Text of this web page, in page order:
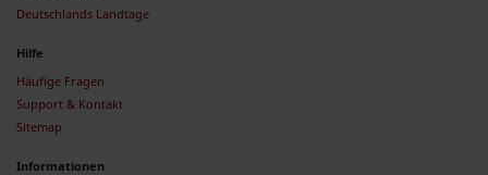
Deutschlands Landtage
Hilfe
Häufige Fragen
Support & Kontakt
Sitemap
Informationen